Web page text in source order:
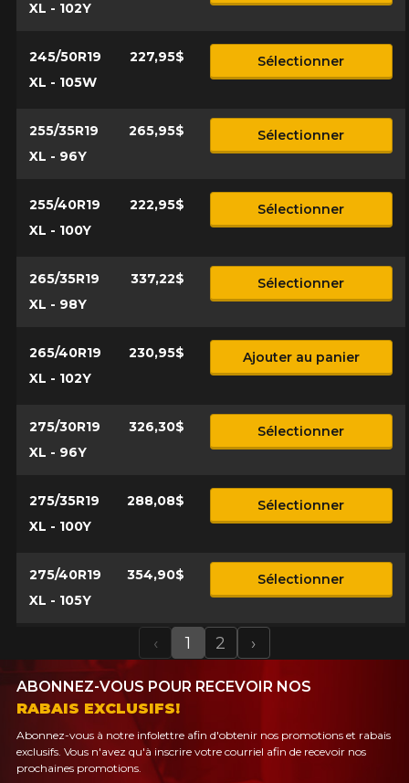
XL - 102Y
245/50R19
XL - 105W
227,95$ Sélectionner
255/35R19
XL - 96Y
265,95$ Sélectionner
255/40R19
XL - 100Y
222,95$ Sélectionner
265/35R19
XL - 98Y
337,22$ Sélectionner
265/40R19
XL - 102Y
230,95$ Ajouter au panier
275/30R19
XL - 96Y
326,30$ Sélectionner
275/35R19
XL - 100Y
288,08$ Sélectionner
275/40R19
XL - 105Y
354,90$ Sélectionner
Previous
‹ 1 2 Next
›
ABONNEZ-VOUS POUR RECEVOIR NOS
RABAIS EXCLUSIFS!
Abonnez-vous à notre infolettre afin d'obtenir nos promotions et rabais
exclusifs. Vous n'avez qu'à inscrire votre courriel afin de recevoir nos
prochaines promotions.